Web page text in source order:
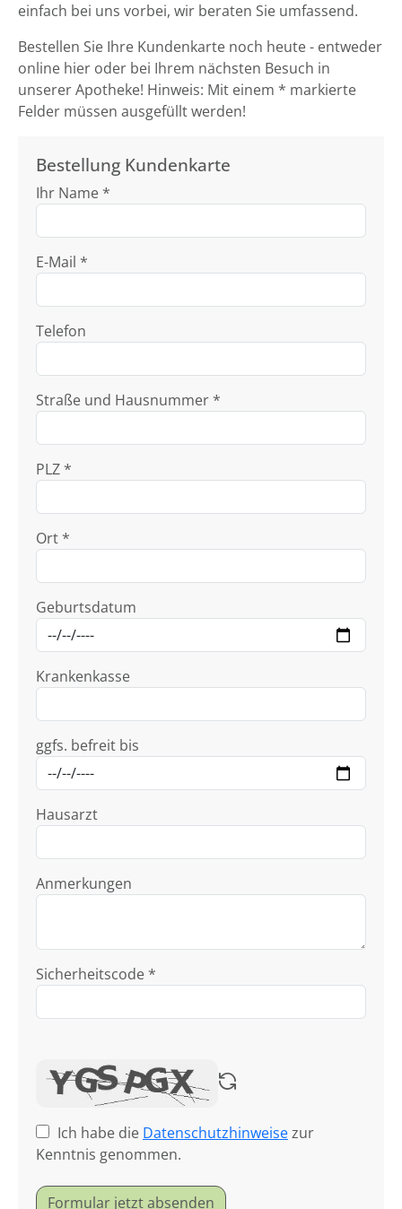
einfach bei uns vorbei, wir beraten Sie umfassend.
Bestellen Sie Ihre Kundenkarte noch heute - entweder
online hier oder bei Ihrem nächsten Besuch in
unserer Apotheke! Hinweis: Mit einem * markierte
Felder müssen ausgefüllt werden!
Bestellung Kundenkarte
Ihr Name *
E-Mail *
Telefon
Straße und Hausnummer *
PLZ *
Ort *
Geburtsdatum
Krankenkasse
ggfs. befreit bis
Hausarzt
Anmerkungen
Sicherheitscode *
Ich habe die Datenschutzhinweisezur
Kenntnis genommen.
Formular jetzt absenden